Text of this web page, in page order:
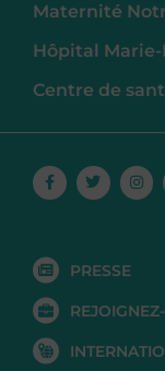
Maternité
Hôpital
Centre de
Facebook-
f
Twitter
PRESSE